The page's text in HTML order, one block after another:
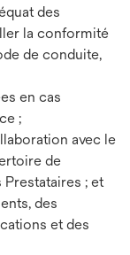
des
la conformité
de conduite,
en cas
;
avec le
de
Prestataires ; et
des
et des